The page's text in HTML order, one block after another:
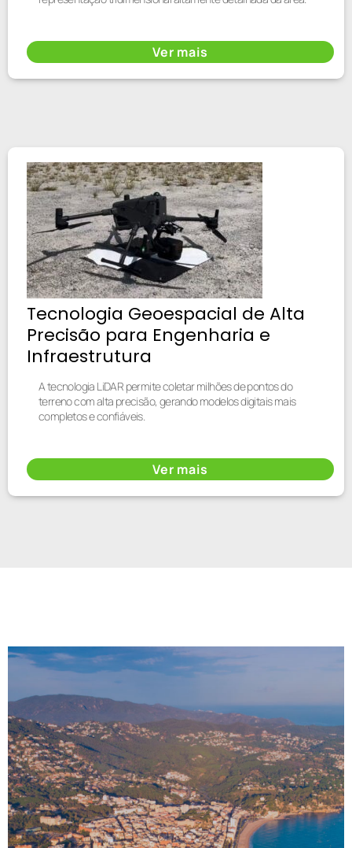
Ver mais
Tecnologia Geoespacial de Alta
Precisão para Engenharia e
Infraestrutura
A tecnologia LiDAR permite coletar milhões de pontos do
terreno com alta precisão, gerando modelos digitais mais
completos e confiáveis.
Ver mais